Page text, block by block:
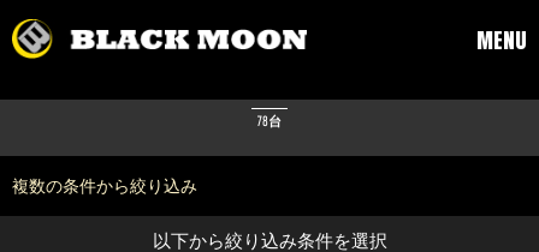
MENU
HOME
在庫車両一覧
78台
複数の条件から絞り込み
以下から絞り込み条件を選択